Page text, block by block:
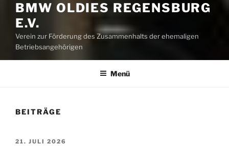
BMW OLDIES REGENSBURG
E.V.
Verein zur Förderung des Zusammenhalts der ehemaligen
Betriebsangehörigen
Menü
BEITRÄGE
VERÖFFENTLICHT
21. JULI 2026